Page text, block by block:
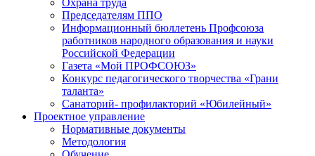
Охрана труда
Председателям ППО
Информационный бюллетень Профсоюза
работников народного образования и науки
Российской Федерации
Газета «Мой ПРОФСОЮЗ»
Конкурс педагогического творчества «Грани
таланта»
Санаторий- профилакторий «Юбилейный»
Проектное управление
Нормативные документы
Методология